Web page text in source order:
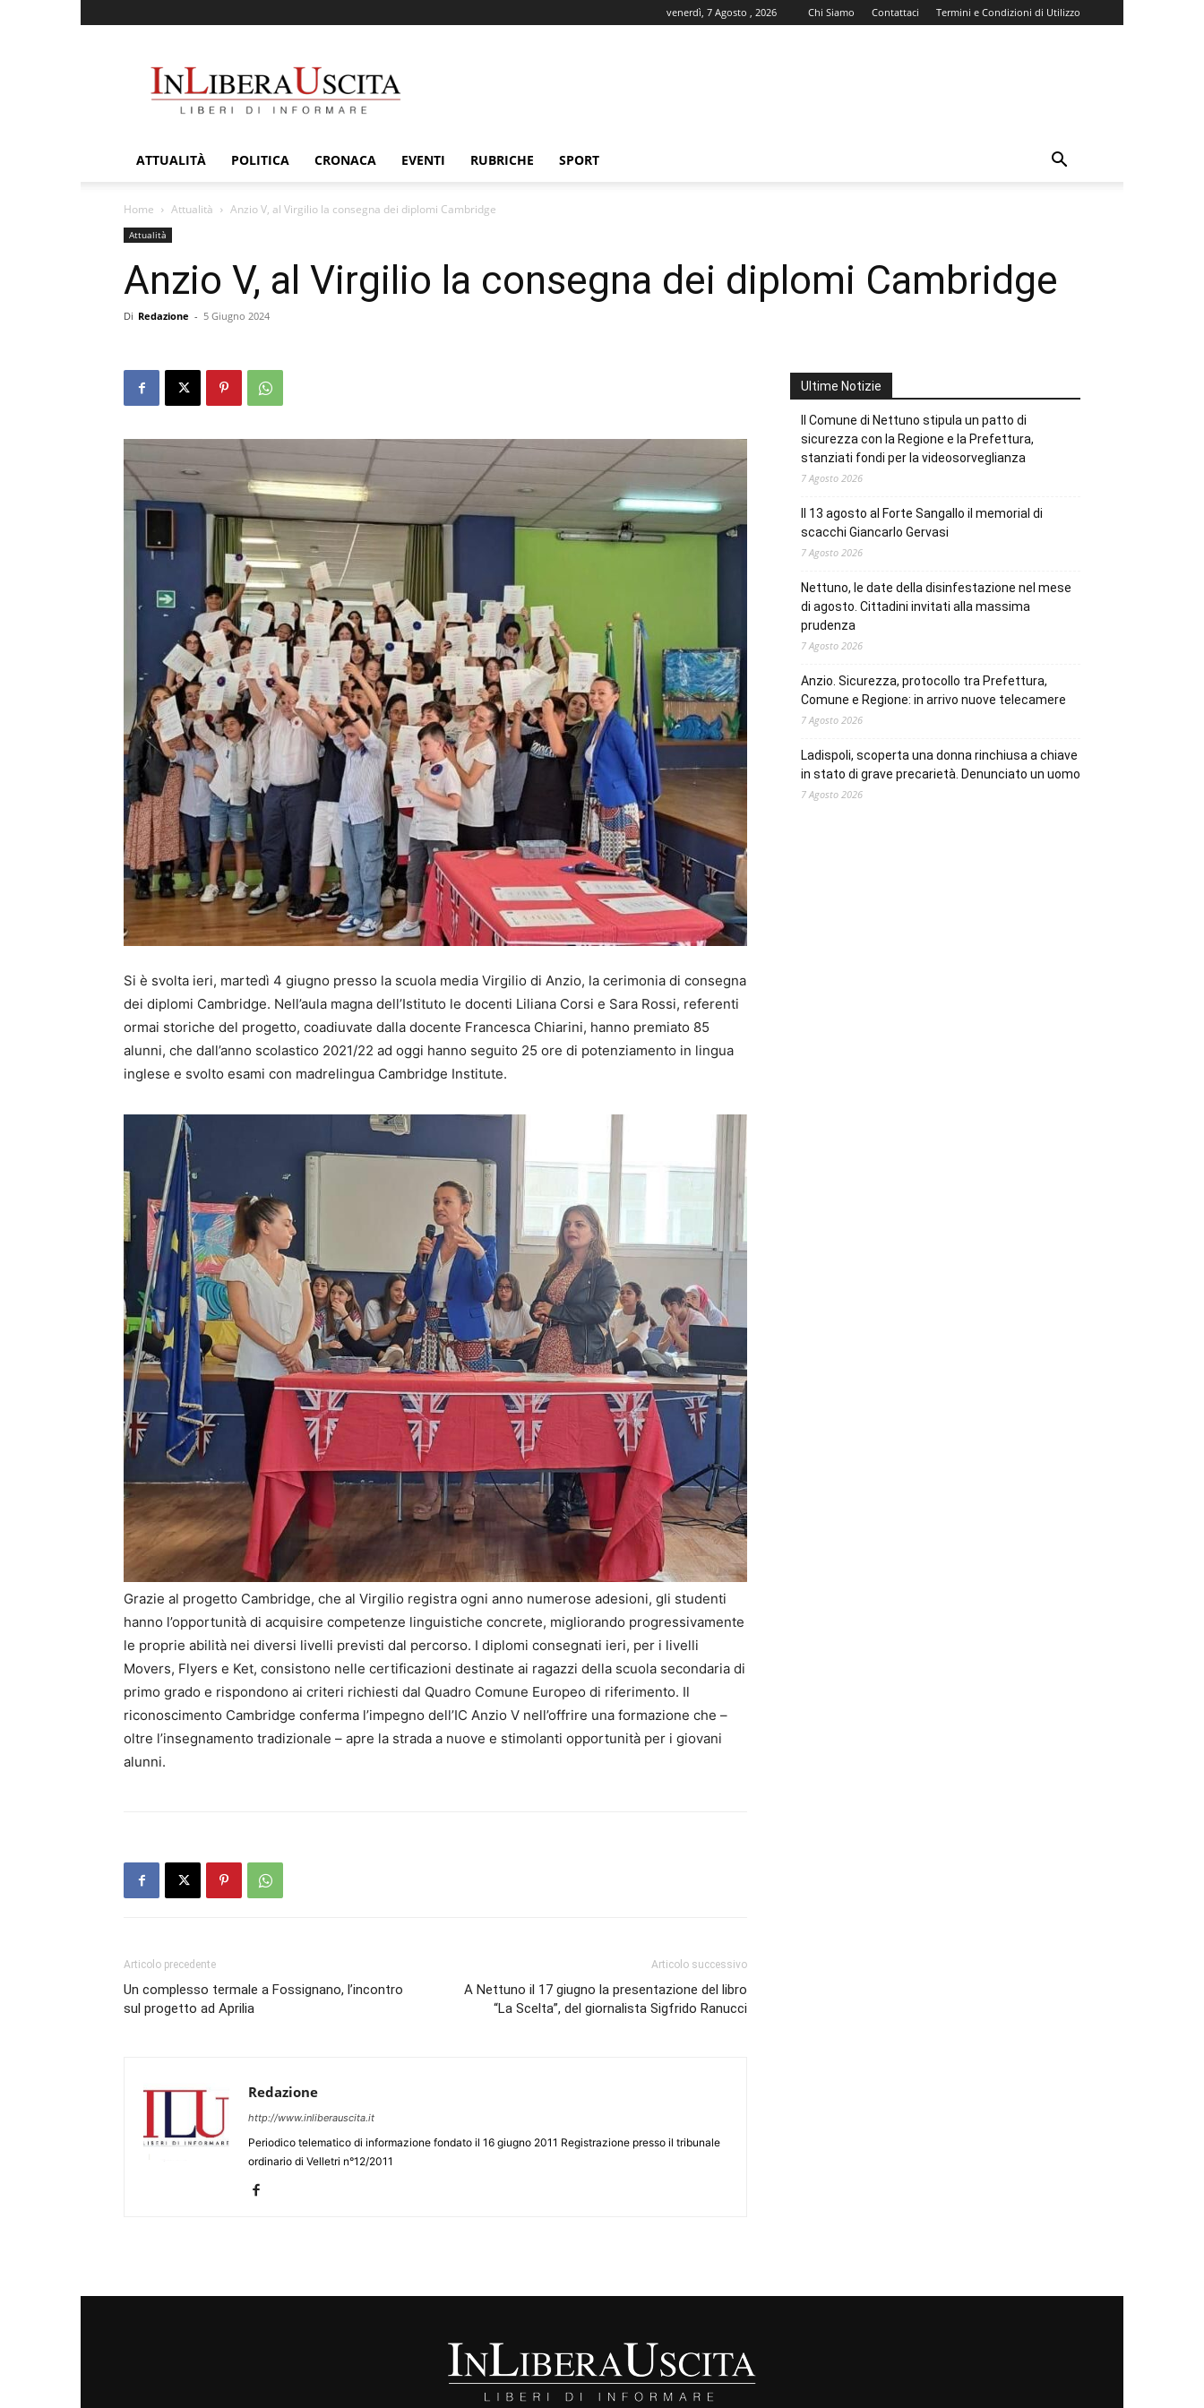
venerdì, 7 Agosto , 2026 Chi Siamo Contattaci Termini e Condizioni di Utilizzo
ATTUALITÀ POLITICA CRONACA EVENTI RUBRICHE SPORT
Home Attualità Anzio V, al Virgilio la consegna dei diplomi Cambridge
Attualità
Anzio V, al Virgilio la consegna dei diplomi Cambridge
Di Redazione - 5 Giugno 2024
Si è svolta ieri, martedì 4 giugno presso la scuola media Virgilio di Anzio, la cerimonia di consegna
dei diplomi Cambridge. Nell’aula magna dell’Istituto le docenti Liliana Corsi e Sara Rossi, referenti
ormai storiche del progetto, coadiuvate dalla docente Francesca Chiarini, hanno premiato 85
alunni, che dall’anno scolastico 2021/22 ad oggi hanno seguito 25 ore di potenziamento in lingua
inglese e svolto esami con madrelingua Cambridge Institute.
Grazie al progetto Cambridge, che al Virgilio registra ogni anno numerose adesioni, gli studenti
hanno l’opportunità di acquisire competenze linguistiche concrete, migliorando progressivamente
le proprie abilità nei diversi livelli previsti dal percorso. I diplomi consegnati ieri, per i livelli
Movers, Flyers e Ket, consistono nelle certificazioni destinate ai ragazzi della scuola secondaria di
primo grado e rispondono ai criteri richiesti dal Quadro Comune Europeo di riferimento. Il
riconoscimento Cambridge conferma l’impegno dell’IC Anzio V nell’offrire una formazione che –
oltre l’insegnamento tradizionale – apre la strada a nuove e stimolanti opportunità per i giovani
alunni.
Articolo precedente
Un complesso termale a Fossignano, l’incontro
sul progetto ad Aprilia
Articolo successivo
A Nettuno il 17 giugno la presentazione del libro
“La Scelta”, del giornalista Sigfrido Ranucci
Redazione
http://www.inliberauscita.it
Periodico telematico di informazione fondato il 16 giugno 2011 Registrazione presso il tribunale
ordinario di Velletri n°12/2011
Ultime Notizie
Il Comune di Nettuno stipula un patto di
sicurezza con la Regione e la Prefettura,
stanziati fondi per la videosorveglianza
7 Agosto 2026
Il 13 agosto al Forte Sangallo il memorial di
scacchi Giancarlo Gervasi
7 Agosto 2026
Nettuno, le date della disinfestazione nel mese
di agosto. Cittadini invitati alla massima
prudenza
7 Agosto 2026
Anzio. Sicurezza, protocollo tra Prefettura,
Comune e Regione: in arrivo nuove telecamere
7 Agosto 2026
Ladispoli, scoperta una donna rinchiusa a chiave
in stato di grave precarietà. Denunciato un uomo
7 Agosto 2026